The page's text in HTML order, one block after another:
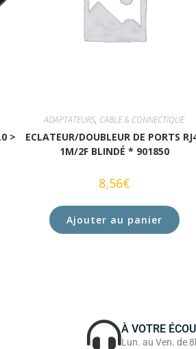
>
ADAPTATEURS, CABLE & CONNECTIQUE
ECLATEUR/DOUBLEUR DE PORTS
1M/2F BLINDÉ * 901850
8,56€
Ajouter au panier
À VOTRE
Lun. au Ven. de